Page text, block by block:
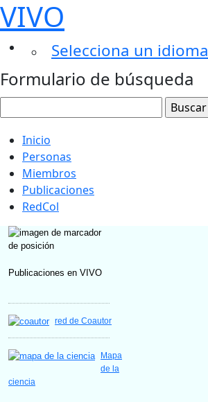
VIVO
Selecciona un idioma
Formulario de búsqueda
Inicio
Personas
Miembros
Publicaciones
RedCol
Publicaciones en VIVO
red de Coautor
Mapa
de la
ciencia